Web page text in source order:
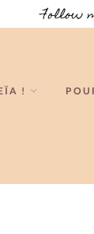
Follow
!